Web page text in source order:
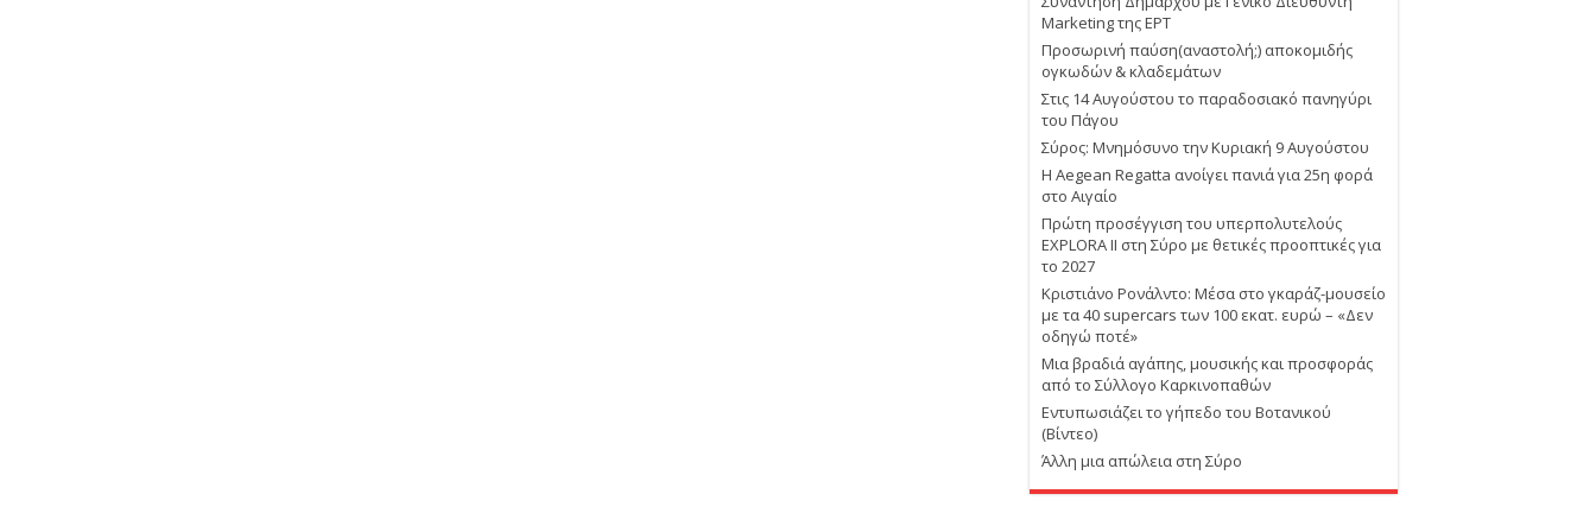
Marketing της ΕΡΤ
Προσωρινή παύση(αναστολή;) αποκομιδής
ογκωδών & κλαδεμάτων
Στις 14 Αυγούστου το παραδοσιακό πανηγύρι
του Πάγου
Σύρος: Μνημόσυνο την Κυριακή 9 Αυγούστου
Η Aegean Regatta ανοίγει πανιά για 25η φορά
στο Αιγαίο
Πρώτη προσέγγιση του υπερπολυτελούς
EXPLORA II στη Σύρο με θετικές προοπτικές για
το 2027
Κριστιάνο Ρονάλντο: Μέσα στο γκαράζ-μουσείο
με τα 40 supercars των 100 εκατ. ευρώ – «Δεν
οδηγώ ποτέ»
Μια βραδιά αγάπης, μουσικής και προσφοράς
από το Σύλλογο Καρκινοπαθών
Εντυπωσιάζει το γήπεδο του Βοτανικού
(Βίντεο)
Άλλη μια απώλεια στη Σύρο